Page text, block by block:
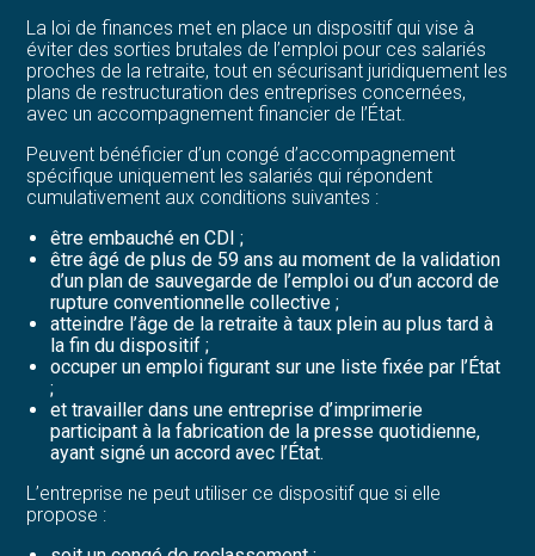
La loi de finances met en place un dispositif qui vise à
éviter des sorties brutales de l’emploi pour ces salariés
proches de la retraite, tout en sécurisant juridiquement les
plans de restructuration des entreprises concernées,
avec un accompagnement financier de l’État.
Peuvent bénéficier d’un congé d’accompagnement
spécifique uniquement les salariés qui répondent
cumulativement aux conditions suivantes :
être embauché en CDI ;
être âgé de plus de 59 ans au moment de la validation
d’un plan de sauvegarde de l’emploi ou d’un accord de
rupture conventionnelle collective ;
atteindre l’âge de la retraite à taux plein au plus tard à
la fin du dispositif ;
occuper un emploi figurant sur une liste fixée par l’État
;
et travailler dans une entreprise d’imprimerie
participant à la fabrication de la presse quotidienne,
ayant signé un accord avec l’État.
L’entreprise ne peut utiliser ce dispositif que si elle
propose :